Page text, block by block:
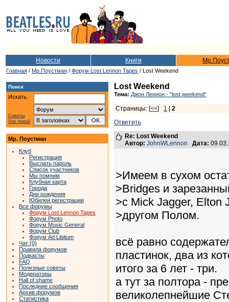
Новости Книги
Главная / Мр.Поустман / Форум Lost Lennon Tapes / Lost Weekend
Поиск
Искать:
Советы
Vox populi
Мр. Поустман
Клуб
Регистрация
Выслать пароль
Список участников
Мы помним
Клубная карта
Города
Дни рождения
Юбилеи регистрации
Все форумы
Форум Lost Lennon Tapes
Форум Photo
Форум Music General
Форум Club
Форум Ad Libitum
Чат (0)
Правила форумов
Подкасты
FAQ
Полезные советы
Модераторы
Hall of shame
Последние сообщения
Архив форумов
Статистика
Lost Weekend
Тема: Джон Леннон - "lost weekend"
Страницы: [<<] 1
2
Ответить
Re: Lost Weekend
Автор: JohnWLennon Дата:
>Имеем в сухом
>Bridges и
>с Mick Jagger, Elton
>другом Полом.
всё равно
пластинок, два из
итого за 6 лет - три.
а тут за полтора -
великолепнейшие